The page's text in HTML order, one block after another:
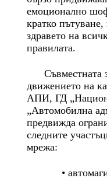
емоционално
кратко
здравето на
правилата.
Съвместната
движението на
АПИ, ГД
„Автомобилна
предвижда
следните
мрежа:
•